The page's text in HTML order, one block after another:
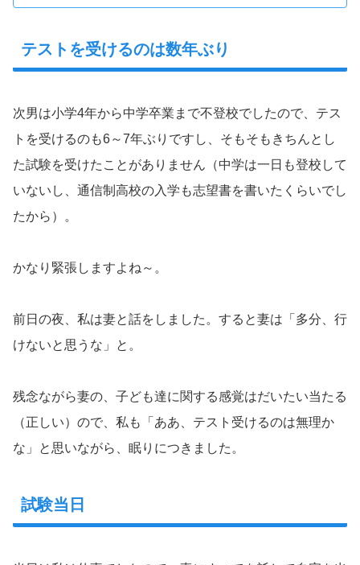
テストを受けるのは数年ぶり
次男は小学4年から中学卒業まで不登校でしたので、テス
トを受けるのも6～7年ぶりですし、そもそもきちんとし
た試験を受けたことがありません（中学は一日も登校して
いないし、通信制高校の入学も志望書を書いたくらいでし
たから）。
かなり緊張しますよね～。
前日の夜、私は妻と話をしました。すると妻は「多分、行
けないと思うな」と。
残念ながら妻の、子ども達に関する感覚はだいたい当たる
（正しい）ので、私も「ああ、テスト受けるのは無理か
な」と思いながら、眠りにつきました。
試験当日